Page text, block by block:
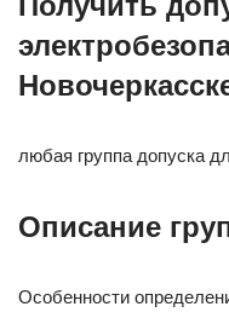
любая группа допуска
Описание
Особенности